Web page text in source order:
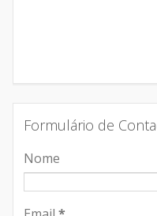
Formulário de
Nome